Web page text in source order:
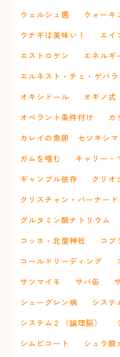
ウェルシュ菌 ウォーキ
ウナギは美味い！
エイ
エストロゲン
エネルギ
エルネスト・チェ・ゲバラ
オキシドール
オギノ式
オペラント条件付け
カ
カレイの魚卵 セツキシマ
ガムを噛む
キャリー・
ギャンブル依存
クリオ
クリスチャン・バーナード
グルタミン酸ナトリウム
コッホ・北里神社
コブ
コールドリーディング
サツマイモ
サバ缶
シェーグレン病
システ
システム２（論理脳）
シムビコート
シュウ酸